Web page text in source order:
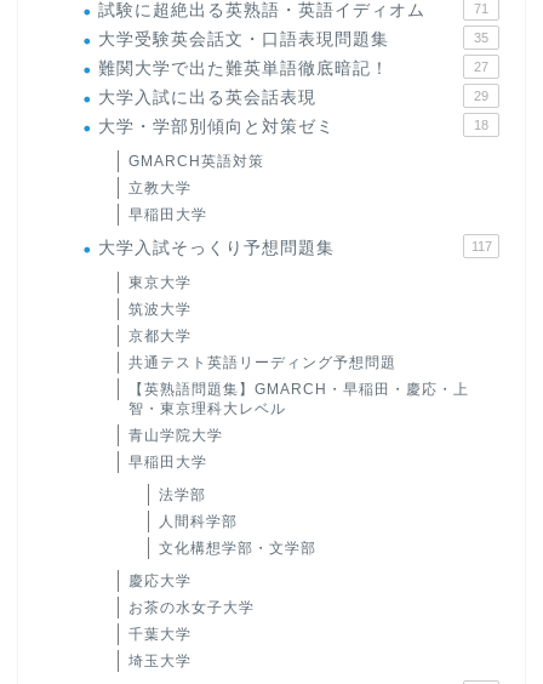
試験に超絶出る英熟語・英語イディオム 71
大学受験英会話文・口語表現問題集 35
難関大学で出た難英単語徹底暗記！ 27
大学入試に出る英会話表現 29
大学・学部別傾向と対策ゼミ 18
GMARCH英語対策
立教大学
早稲田大学
大学入試そっくり予想問題集 117
東京大学
筑波大学
京都大学
共通テスト英語リーディング予想問題
【英熟語問題集】GMARCH・早稲田・慶応・上
智・東京理科大レベル
青山学院大学
早稲田大学
法学部
人間科学部
文化構想学部・文学部
慶応大学
お茶の水女子大学
千葉大学
埼玉大学